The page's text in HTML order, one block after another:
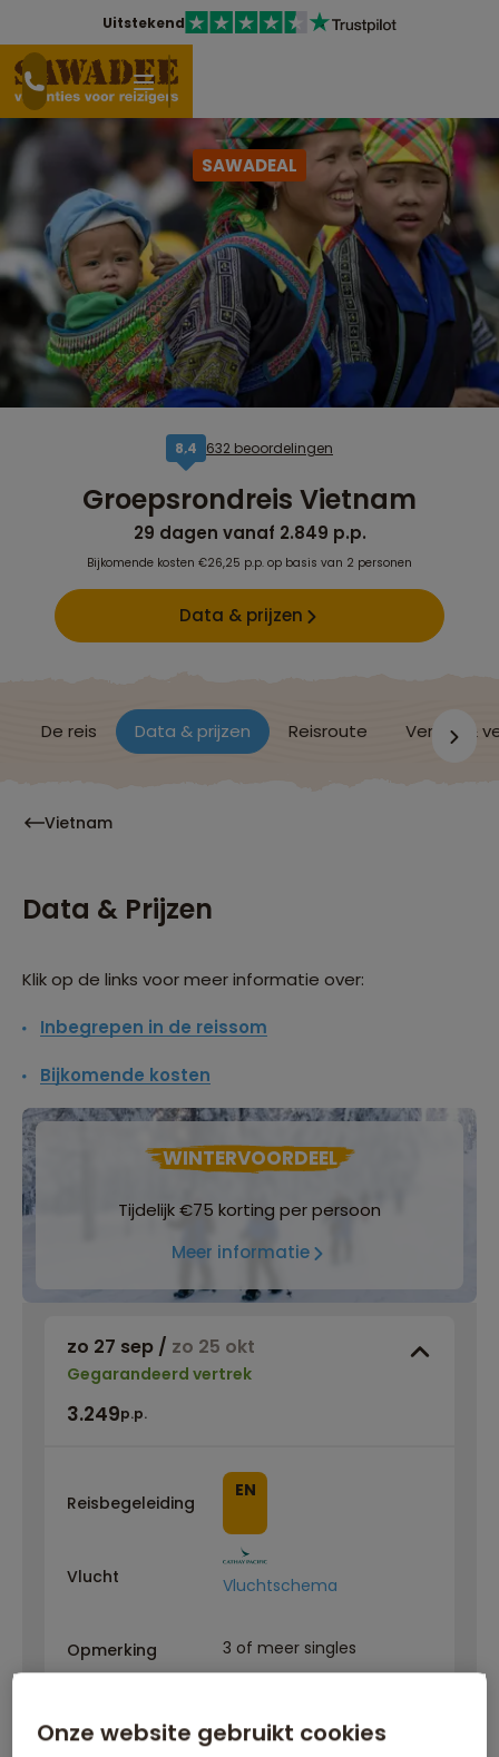
Uitstekend
SAWADEAL
8,4 632 beoordelingen
Groepsrondreis Vietnam
29 dagen vanaf 2.849 p.p.
Bijkomende kosten €26,25 p.p. op basis van 2 personen
Data & prijzen
De reis Data & prijzen Reisroute Verblijf &
Vietnam
Data & Prijzen
Klik op de links voor meer informatie over:
Inbegrepen in de reissom
Bijkomende kosten
WINTERVOORDEEL
Tijdelijk €75 korting per persoon
Meer informatie
zo 27 sep / zo 25 okt
Gegarandeerd vertrek
3.249p.p.
Reisbegeleiding
EN
Vlucht Vluchtschema
Opmerking 3 of meer singles
Groepsinfo
Onze website gebruikt cookies